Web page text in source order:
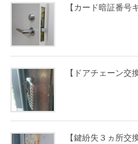
【カード暗証番号
【ドアチェーン交
【鍵紛失３ヵ所交